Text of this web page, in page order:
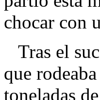
chocar con
Tras el
que
toneladas